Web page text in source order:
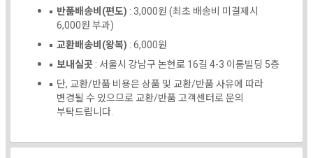
반품배송비(편도) : 3,000원 (최초 배송비 미결제시
6,000원 부과)
교환배송비(왕복) : 6,000원
보내실곳: 서울시 강남구 논현로 16길 4-3 이룸빌딩 5층
단, 교환/반품 비용은 상품 및 교환/반품 사유에 따라
변경될 수 있으므로 교환/반품 고객센터로 문의
부탁드립니다.